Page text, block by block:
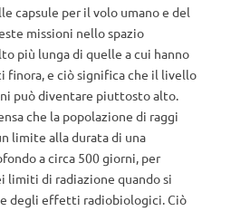
capsule per il volo umano e del
missioni nello spazio
più lunga di quelle a cui hanno
finora, e ciò significa che il livello
può diventare piuttosto alto.
che la popolazione di raggi
limite alla durata di una
a circa 500 giorni, per
limiti di radiazione quando si
degli effetti radiobiologici. Ciò